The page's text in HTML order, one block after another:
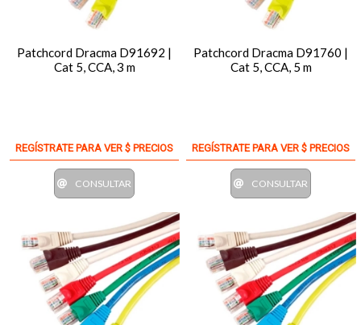
Patchcord Dracma D91692 |
Cat 5, CCA, 3 m
REGÍSTRATE PARA VER $ PRECIOS
CONSULTAR
Patchcord Dracma D91760 |
Cat 5, CCA, 5 m
REGÍSTRATE PARA VER $ PRECIOS
CONSULTAR